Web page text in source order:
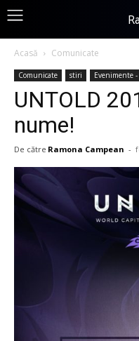
Acasă Comunicate
Comunicate stiri Evenimente
UNTOLD
nume!
De către Ramona Campean -